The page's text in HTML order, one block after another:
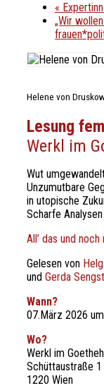
«
„Wir
Helene von
Lesung
Werkl im
Wut
Unzumutbare
in utopische
Scharfe
All’ das und
Gelesen von
und Gerda
Wann?
07.März 2026
Wo?
Werkl im
Schüttaustraße 1
1220 Wien